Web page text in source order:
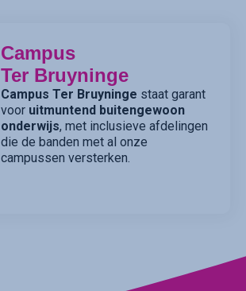
Campus
Ter Bruyninge
Campus Ter Bruyninge staat garant
voor uitmuntend buitengewoon
onderwijs, met inclusieve afdelingen
die de banden met al onze
campussen versterken.